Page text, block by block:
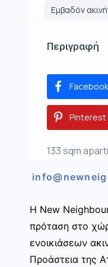
Εμβαδόν
Περιγραφή
Facebook
Pinterest
133 sqm
Η New
πρόταση στο
ενοικιάσεων
Προάστεια της